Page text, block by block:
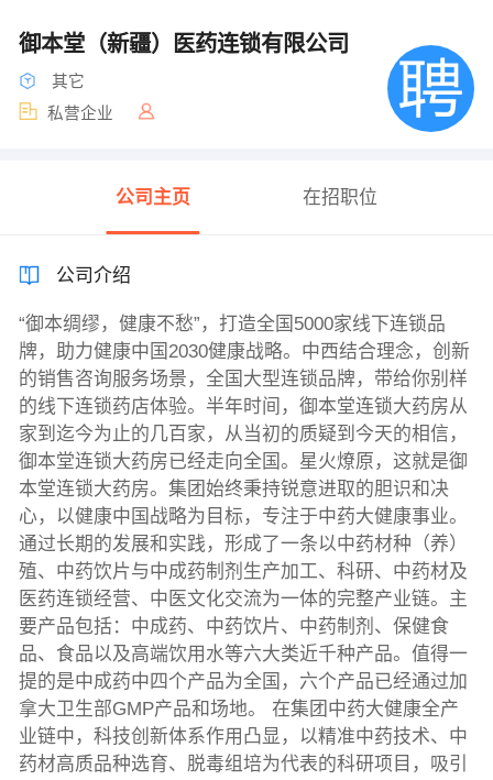
御本堂（新疆）医药连锁有限公司
其它
私营企业
公司主页 在招职位
公司介绍
“御本绸缪，健康不愁”，打造全国5000家线下连锁品
牌，助力健康中国2030健康战略。中西结合理念，创新
的销售咨询服务场景，全国大型连锁品牌，带给你别样
的线下连锁药店体验。半年时间，御本堂连锁大药房从
家到迄今为止的几百家，从当初的质疑到今天的相信，
御本堂连锁大药房已经走向全国。星火燎原，这就是御
本堂连锁大药房。集团始终秉持锐意进取的胆识和决
心，以健康中国战略为目标，专注于中药大健康事业。
通过长期的发展和实践，形成了一条以中药材种（养）
殖、中药饮片与中成药制剂生产加工、科研、中药材及
医药连锁经营、中医文化交流为一体的完整产业链。主
要产品包括：中成药、中药饮片、中药制剂、保健食
品、食品以及高端饮用水等六大类近千种产品。值得一
提的是中成药中四个产品为全国，六个产品已经通过加
拿大卫生部GMP产品和场地。 在集团中药大健康全产
业链中，科技创新体系作用凸显，以精准中药技术、中
药材高质品种选育、脱毒组培为代表的科研项目，吸引